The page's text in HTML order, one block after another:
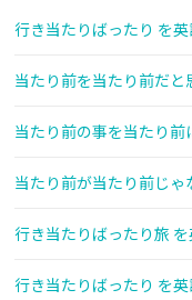
行き当たりばったり を英
当たり前を当たり前だ
当たり前の事を当たり前
当たり前が当たり前じゃ
行き当たりばったり旅
行き当たりばったり を